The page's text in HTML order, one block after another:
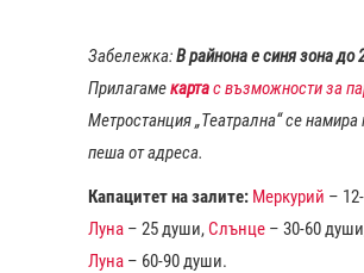
Забележка:В райнона е синя зона до
Прилагамекартас възможности за
Метростанция „Театрална“ се намира
пеша от адреса.
Капацитет на залите: Меркурий –
Луна – 25 души, Слънце – 30-60
Луна – 60-90 души.
2:00
4:00